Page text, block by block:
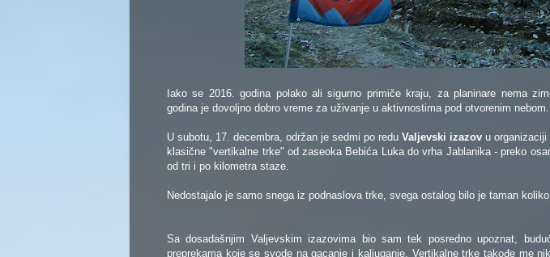
Iako se 2016. godina polako ali sigurno primiče kraju, za planinare nema
godina je dovoljno dobro vreme za uživanje u aktivnostima pod otvorenim nebom.
U subotu, 17. decembra, održan je sedmi po redu Valjevski izazov u
klasične "vertikalne trke" od zaseoka Bebića Luka do vrha Jablanika - preko
od tri i po kilometra staze.
Nedostajalo je samo snega iz podnaslova trke, svega ostalog bilo je taman
Sa dosadašnjim Valjevskim izazovima bio sam tek posredno upoznat,
preprekama koje se svode na gacanje i kaljuganje. Vertikalne trke takođe me